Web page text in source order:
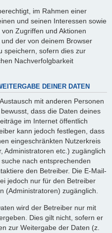
im Rahmen einer
und seinen Interessen sowie
Zugriffen und Aktionen
der von deinem Browser
speichern, sofern dies zur
Nachverfolgbarkeit
DEINER DATEN
mit anderen Personen
dass die Daten deines
im Internet öffentlich
kann jedoch festlegen, dass
eingeschränkten Nutzerkreis
Administratoren etc.) zugänglich
nach entsprechenden
den Betreiber. Die E-Mail-
jedoch nur für den Betreiber
(Administratoren) zugänglich.
wird der Betreiber nur mit
Dies gilt nicht, sofern er
zur Weitergabe der Daten (z.